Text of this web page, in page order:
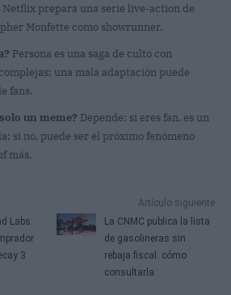
Netflix prepara una serie live-action de
Monfette como showrunner.
Persona es una saga de culto con
una mala adaptación puede
fans.
un meme? Depende: si eres fan, es un
si no, puede ser el próximo fenómeno
más.
Labs:
3
Artículo siguiente
La CNMC publica la lista
de gasolineras sin
rebaja fiscal: cómo
consultarla